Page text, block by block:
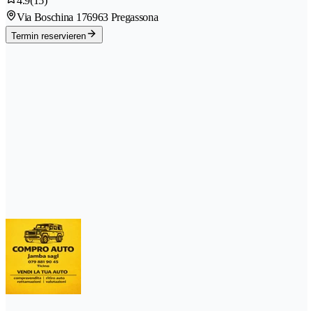
Via Boschina 176963 Pregassona
Termin reservieren